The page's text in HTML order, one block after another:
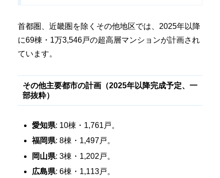
首都圏、近畿圏を除くその他地区では、2025年以降
に69棟・1万3,546戸の超高層マンションが計画され
ています。
その他主要都市の計画（2025年以降完成予定、一
部抜粋）
愛知県: 10棟・1,761戸。
福岡県: 8棟・1,497戸。
岡山県: 3棟・1,202戸。
広島県: 6棟・1,113戸。